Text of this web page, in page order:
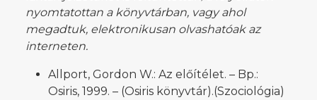
nyomtatottan a könyvtárban, vagy ahol
megadtuk, elektronikusan olvashatóak az
interneten.
Allport, Gordon W.: Az előítélet. – Bp.:
Osiris, 1999. – (Osiris könyvtár).(Szociológia)